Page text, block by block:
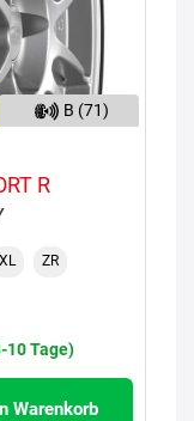
B (71)
R
XL ZR
10 Tage)
Warenkorb